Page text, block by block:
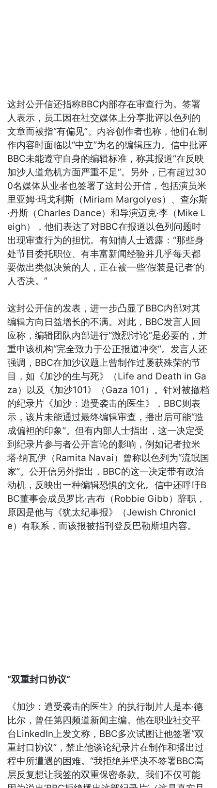
这封公开信还指称BBC内部存在审查行为。签署
人表示，员工因在社交媒体上分享批评以色列的
文章而被指“有偏见”。内容创作者也称，他们在制
作内容时面临以“中立”为名的编辑压力。信中批评
BBC未能遵守自身的编辑标准，称其报道“在反映
加沙人道危机方面严重不足”。另外，已有超过30
0名媒体从业者也签署了这封公开信，包括演员米
里亚姆·玛戈利斯（Miriam Margolyes）、查尔斯
·丹斯（Charles Dance）和导演迈克·李（Mike L
eigh），他们表达了对BBC在报道以色列问题时
出现审查行为的担忧。有知情人士透露：“那些身
处节目委托职位、有丰富新闻经验并几乎每天都
要做出类似决策的人，正在被一些’假装是记者’的
人否决。”
这封公开信的发表，进一步凸显了BBC内部对其
编辑方向日益增长的不满。对此，BBC发言人回
应称，编辑团队内部进行“激烈讨论”是必要的，并
重申该机构“完全致力于公正报道冲突”。发言人还
强调，BBC在加沙议题上曾制作过屡获殊荣的节
目，如《加沙的生与死》（Life and Death in Ga
za）以及《加沙101》（Gaza 101）。针对被撤档
的纪录片《加沙：遭受袭击的医生》，BBC则表
示，该片未能通过最终编辑审查，播出后可能“造
成偏袒的印象”。但有内部人士指出，这一决定受
到纪录片参与者公开言论的影响，例如记者拉米
塔·纳瓦伊（Ramita Navai）曾称以色列为“流氓国
家”。公开信另外指出，BBC的这一决定带有政治
动机，反映出一种编辑恐惧的文化。信中还呼吁B
BC董事会成员罗比·吉布（Robbie Gibb）辞职，
原因是他与《犹太纪事报》（Jewish Chronicl
e）有联系，而该报被指刊登反巴勒斯坦内容。
“双重封口协议”
《加沙：遭受袭击的医生》的执行制片人是本·德
比尔，曾任第四频道新闻主编。他在职业社交平
台LinkedIn上发文称，BBC多次试图让他签署“双
重封口协议”，禁止他谈论纪录片在制作和播出过
程中所遭遇的困难。“我拒绝并坚决不签署BBC高
层反复想让我签的双重保密条款。我们不仅可能